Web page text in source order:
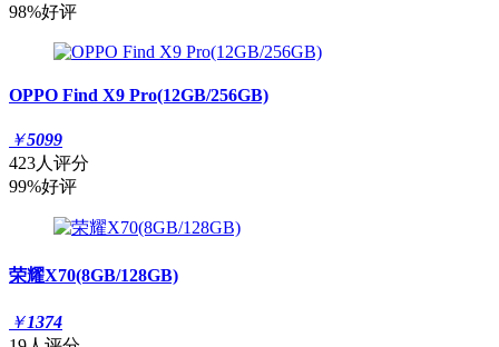
98%好评
OPPO Find X9 Pro(12GB/256GB)
￥5099
423人评分
99%好评
荣耀X70(8GB/128GB)
￥1374